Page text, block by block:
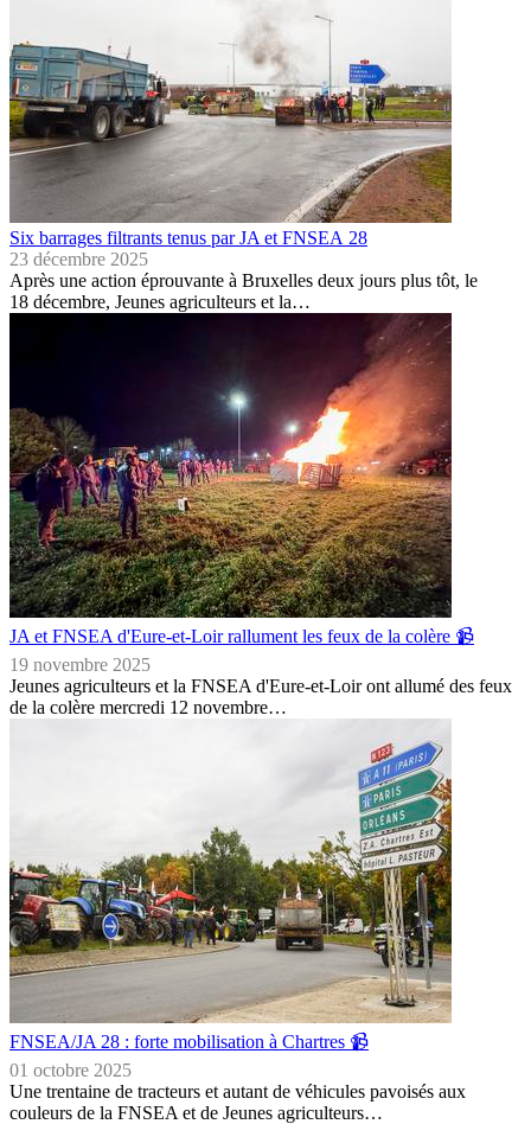
Six barrages filtrants tenus par JA et FNSEA 28
23 décembre 2025
Après une action éprouvante à Bruxelles deux jours plus tôt, le
18 décembre, Jeunes agriculteurs et la…
JA et FNSEA d'Eure-et-Loir rallument les feux de la colère 📹
19 novembre 2025
Jeunes agriculteurs et la FNSEA d'Eure-et-Loir ont allumé des feux
de la colère mercredi 12 novembre…
FNSEA/JA 28 : forte mobilisation à Chartres 📹
01 octobre 2025
Une trentaine de tracteurs et autant de véhicules pavoisés aux
couleurs de la FNSEA et de Jeunes agriculteurs…